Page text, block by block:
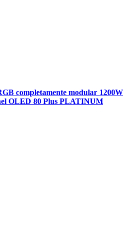
completamente modular 1200W
OLED 80 Plus PLATINUM